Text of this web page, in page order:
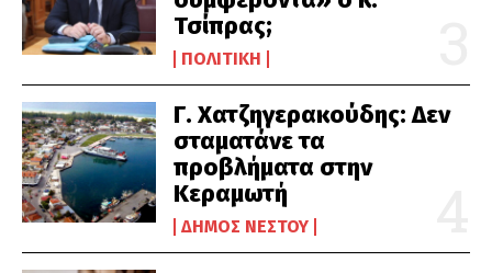
Τσίπρας;
ΠΟΛΙΤΙΚΉ
Γ. Χατζηγερακούδης: Δεν
σταματάνε τα
προβλήματα στην
Κεραμωτή
ΔΉΜΟΣ ΝΈΣΤΟΥ